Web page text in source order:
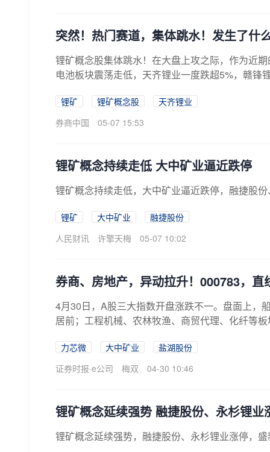
突然！热门赛道，集体跳水！发生了什
锂矿概念股集体跳水！在大盘上攻之际，作为近
电池板块震荡走低，天齐锂业一度跌超5%，赣锋
锂矿 锂矿概念股
天齐锂业
券商中国
05-07 15:53
锂矿概念持续走低 大中矿业逼近跌停
锂矿概念持续走低，大中矿业逼近跌停，融捷股
锂矿 大中矿业
融捷股份
人民财讯
许擎天梅 05-07 10:02
券商、房地产，异动拉升！000783，直
4月30日，A股三大指数开盘涨跌不一。盘面上，
居前；工程机械、农林牧渔、商贸代理、化纤等
力芯微 大中矿业
盐湖股份
证券时报·e公司
梅双 04-30 10:46
锂矿概念延续强势 融捷股份、永杉锂业
锂矿概念延续强势，融捷股份、永杉锂业涨停，